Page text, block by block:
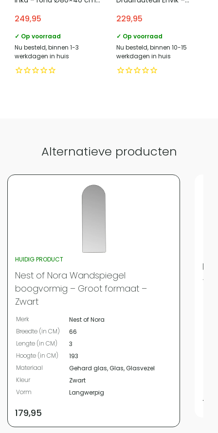
249,95
✓ Op voorraad
Nu besteld, binnen 1-3
werkdagen in huis
229,95
✓ Op voorraad
Nu besteld, binnen 10-15
werkdagen in huis
Alternatieve producten
HUIDIG PRODUCT
Nest of Nora Wandspiegel
boogvormig – Groot formaat –
Zwart
Merk
Nest of Nora
Breedte (in CM)
66
Lengte (in CM)
3
Hoogte (in CM)
193
Materiaal
Gehard glas, Glas, Glasvezel
Kleur
Zwart
Vorm
Langwerpig
179,95
–